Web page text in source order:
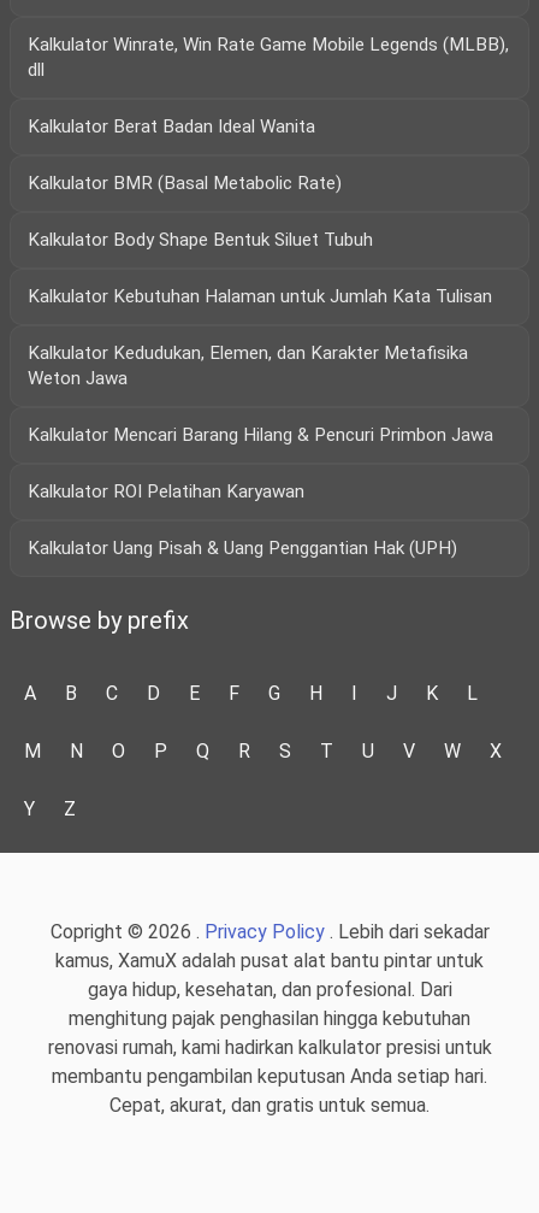
Kalkulator Winrate, Win Rate Game Mobile Legends (MLBB),
dll
Kalkulator Berat Badan Ideal Wanita
Kalkulator BMR (Basal Metabolic Rate)
Kalkulator Body Shape Bentuk Siluet Tubuh
Kalkulator Kebutuhan Halaman untuk Jumlah Kata Tulisan
Kalkulator Kedudukan, Elemen, dan Karakter Metafisika
Weton Jawa
Kalkulator Mencari Barang Hilang & Pencuri Primbon Jawa
Kalkulator ROI Pelatihan Karyawan
Kalkulator Uang Pisah & Uang Penggantian Hak (UPH)
Browse by prefix
A B C D E F G H I J K L
M N O P Q R S T U V W X
Y Z
Copright © 2026 . Privacy Policy. Lebih dari sekadar
kamus, XamuX adalah pusat alat bantu pintar untuk
gaya hidup, kesehatan, dan profesional. Dari
menghitung pajak penghasilan hingga kebutuhan
renovasi rumah, kami hadirkan kalkulator presisi untuk
membantu pengambilan keputusan Anda setiap hari.
Cepat, akurat, dan gratis untuk semua.